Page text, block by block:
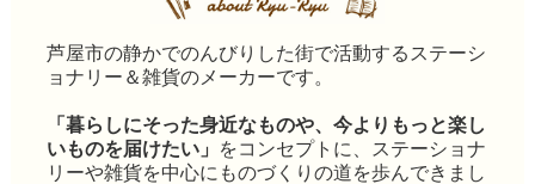
芦屋市の静かでのんびりした街で活動するステーシ
ョナリー＆雑貨のメーカーです。
「暮らしにそった身近なものや、今よりもっと楽し
いものを届けたい」
をコンセプトに、ステーショナ
リーや雑貨を中心にものづくりの道を歩んできまし